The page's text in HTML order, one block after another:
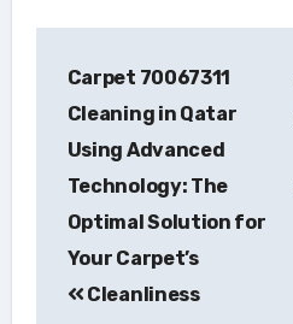
70067311 Carpet
Cleaning in Qatar
Using Advanced
Technology: The
Optimal Solution for
Your Carpet’s
Cleanliness